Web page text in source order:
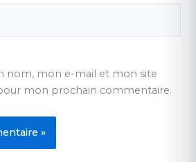
nom, mon e-mail et mon site
mon prochain commentaire.